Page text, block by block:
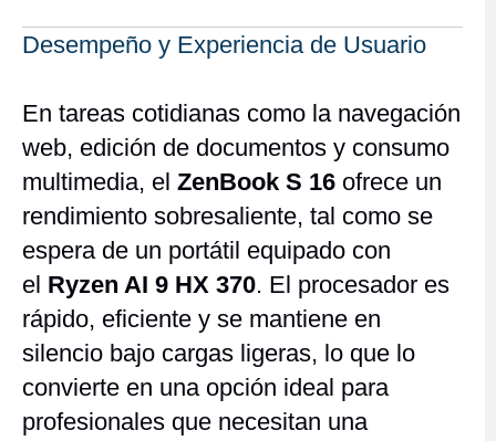
Desempeño y Experiencia de Usuario
En tareas cotidianas como la navegación
web, edición de documentos y consumo
multimedia, el ZenBook S 16 ofrece un
rendimiento sobresaliente, tal como se
espera de un portátil equipado con
el Ryzen AI 9 HX 370. El procesador es
rápido, eficiente y se mantiene en
silencio bajo cargas ligeras, lo que lo
convierte en una opción ideal para
profesionales que necesitan una